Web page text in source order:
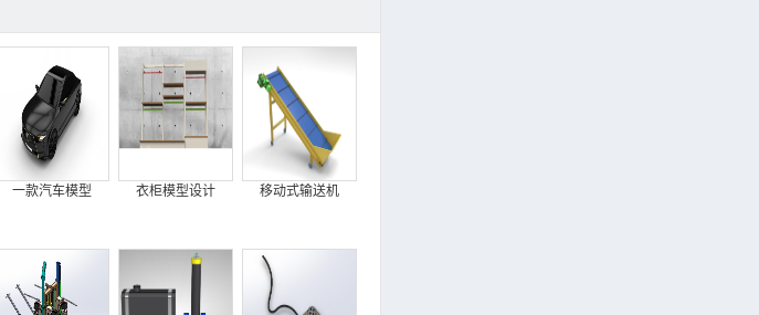
一款汽车模型 衣柜模型设计 移动式输送机